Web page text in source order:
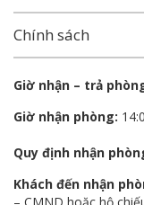
Chính sách
Giờ nhận – trả
Giờ nhận phòng:
Quy định nhận
Khách đến nhận